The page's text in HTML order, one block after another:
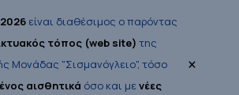
είναι διαθέσιμος ο παρόντας
τόπος (web site) της
Μονάδας "Σισμανόγλειο", τόσο
αισθητικά όσο και μενέες
×